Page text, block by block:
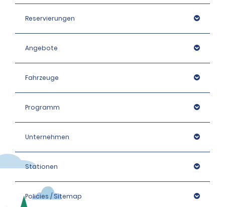
Reservierungen
Angebote
Fahrzeuge
Programm
Unternehmen
Stationen
Policies / Sitemap